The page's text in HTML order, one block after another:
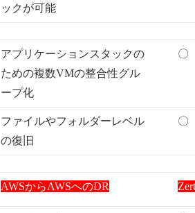
ックが可能
アプリケーションスタックの
ための複数VMの整合性グル
ープ化
〇
ファイルやフォルダーレベル
の復旧
〇
AWSからAWSへのDR